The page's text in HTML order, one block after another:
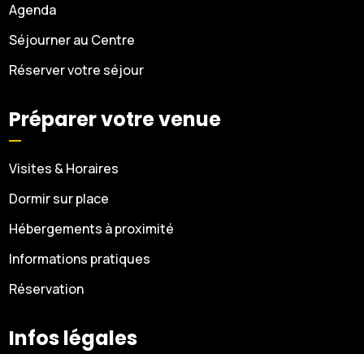
Agenda
Séjourner au Centre
Réserver votre séjour
Préparer votre venue
Visites & Horaires
Dormir sur place
Hébergements à proximité
Informations pratiques
Réservation
Infos légales